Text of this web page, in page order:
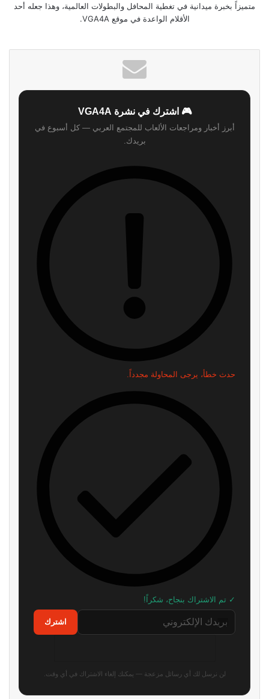
متميزاً بخبرة ميدانية في تغطية المحافل والبطولات العالمية، وهذا جعله أحد
الأقلام الواعدة في موقع VGA4A.
🎮 اشترك في نشرة VGA4A
أبرز أخبار ومراجعات الألعاب للمجتمع العربي — كل أسبوع في
بريدك.
لن نرسل لك أي رسائل مزعجة — يمكنك إلغاء الاشتراك في أي وقت.
سوني تطلق تحديث تجريبي جديد
تخطف السبق
العرض الثالث للعبة GTA 6 يقترب..
هذا ما نتوقع رؤيته لأول مرة إذا
صدقت تسريبات المطلعين
of Play في 3 سبتمبر
منذ 8 ساعات
منذ 9 ساعات